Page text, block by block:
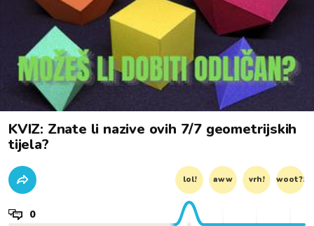
KVIZ: Znate li nazive ovih 7/7 geometrijskih
tijela?
lol! aww vrh! woot?!
0